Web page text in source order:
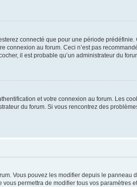
connecté que pour une période
au forum. Ceci n’est pas
il est probable qu’un administrateur du
et votre connexion au forum. Les
du forum. Si vous rencontrez des
Vous pouvez les modifier depuis le panneau
permettra de modifier tous vos paramètres